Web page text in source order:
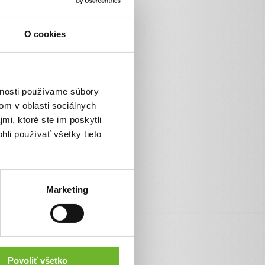
O cookies
používame súbory
v oblasti sociálnych
ktoré ste im poskytli
používať všetky tieto
Marketing
Povoliť všetko